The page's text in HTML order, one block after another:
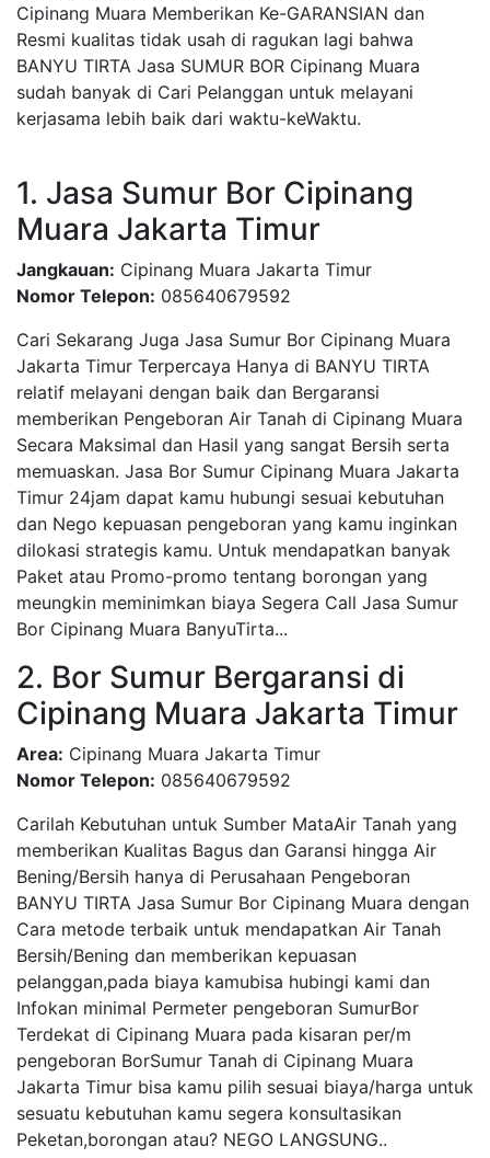
Cipinang Muara Memberikan Ke-GARANSIAN dan
Resmi kualitas tidak usah di ragukan lagi bahwa
BANYU TIRTA Jasa SUMUR BOR Cipinang Muara
sudah banyak di Cari Pelanggan untuk melayani
kerjasama lebih baik dari waktu-keWaktu.
1. Jasa Sumur Bor Cipinang
Muara Jakarta Timur
Jangkauan: Cipinang Muara Jakarta Timur
Nomor Telepon: 085640679592
Cari Sekarang Juga Jasa Sumur Bor Cipinang Muara
Jakarta Timur Terpercaya Hanya di BANYU TIRTA
relatif melayani dengan baik dan Bergaransi
memberikan Pengeboran Air Tanah di Cipinang Muara
Secara Maksimal dan Hasil yang sangat Bersih serta
memuaskan. Jasa Bor Sumur Cipinang Muara Jakarta
Timur 24jam dapat kamu hubungi sesuai kebutuhan
dan Nego kepuasan pengeboran yang kamu inginkan
dilokasi strategis kamu. Untuk mendapatkan banyak
Paket atau Promo-promo tentang borongan yang
meungkin meminimkan biaya Segera Call Jasa Sumur
Bor Cipinang Muara BanyuTirta...
2. Bor Sumur Bergaransi di
Cipinang Muara Jakarta Timur
Area: Cipinang Muara Jakarta Timur
Nomor Telepon: 085640679592
Carilah Kebutuhan untuk Sumber MataAir Tanah yang
memberikan Kualitas Bagus dan Garansi hingga Air
Bening/Bersih hanya di Perusahaan Pengeboran
BANYU TIRTA Jasa Sumur Bor Cipinang Muara dengan
Cara metode terbaik untuk mendapatkan Air Tanah
Bersih/Bening dan memberikan kepuasan
pelanggan,pada biaya kamubisa hubingi kami dan
Infokan minimal Permeter pengeboran SumurBor
Terdekat di Cipinang Muara pada kisaran per/m
pengeboran BorSumur Tanah di Cipinang Muara
Jakarta Timur bisa kamu pilih sesuai biaya/harga untuk
sesuatu kebutuhan kamu segera konsultasikan
Peketan,borongan atau? NEGO LANGSUNG..